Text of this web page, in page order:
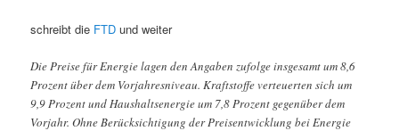
schreibt die FTD und weiter
Die Preise für Energie lagen den Angaben zufolge insgesamt um 8,6
Prozent über dem Vorjahresniveau. Kraftstoffe verteuerten sich um
9,9 Prozent und Haushaltsenergie um 7,8 Prozent gegenüber dem
Vorjahr. Ohne Berücksichtigung der Preisentwicklung bei Energie